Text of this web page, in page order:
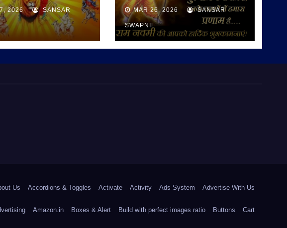
2026 SANSAR MAR 26, 2026 SANSAR
SWAPNIL
Us Accordions & Toggles Activate Activity Ads System Advertise With Us
Amazon.in Boxes & Alert Build with perfect images ratio Buttons Cart